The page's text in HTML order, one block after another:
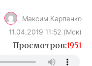
Максим Карпенко
11.04.2019 11:52 (Мск)
Просмотров:1951